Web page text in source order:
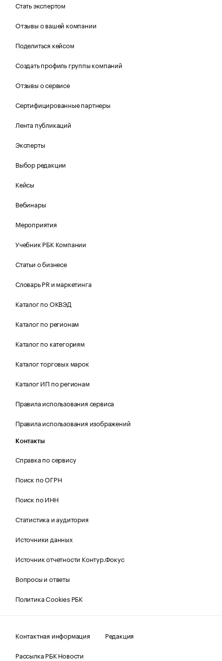
Стать экспертом
Отзывы о вашей компании
Поделиться кейсом
Создать профиль группы компаний
Отзывы о сервисе
Сертифицированные партнеры
Лента публикаций
Эксперты
Выбор редакции
Кейсы
Вебинары
Мероприятия
Учебник РБК Компании
Статьи о бизнесе
Словарь PR и маркетинга
Каталог по ОКВЭД
Каталог по регионам
Каталог по категориям
Каталог торговых марок
Каталог ИП по регионам
Правила использования сервиса
Правила использования изображений
Контакты
Справка по сервису
Поиск по ОГРН
Поиск по ИНН
Статистика и аудитория
Источники данных
Источник отчетности Контур.Фокус
Вопросы и ответы
Политика Cookies РБК
Контактная информация
Редакция
Рассылка РБК Новости